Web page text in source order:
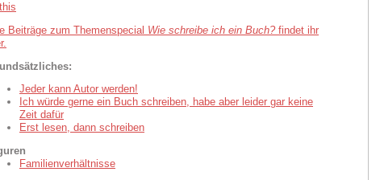
Beiträge zum Themenspecial Wie schreibe ich ein Buch?findet ihr
Jeder kann Autor werden!
Ich würde gerne ein Buch schreiben, habe aber leider gar keine
Zeit dafür
Erst lesen, dann schreiben
Familienverhältnisse